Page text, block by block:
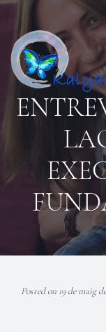
Posted on 19 de maig